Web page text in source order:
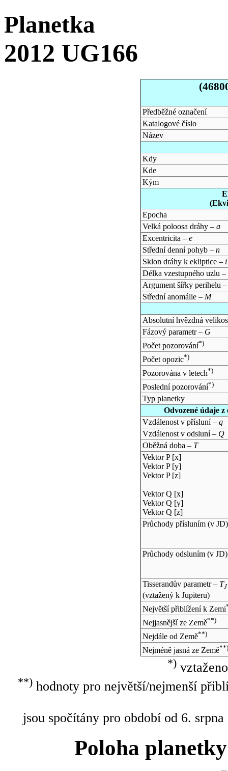
Planetka
2012 UG166
Předběžné označení
Katalogové číslo
Název
Kdy
Kde
Kým
Epocha
Velká poloosa dráhy – a
Excentricita – e
Střední denní pohyb – n
Sklon dráhy k ekliptice – i
Délka vzestupného uzlu –
Argument šířky perihelu
Střední anomálie – M
Absolutní hvězdná
Fázový parametr – G
Počet pozorování*)
Počet opozic*)
Pozorována v letech*)
Poslední pozorování*)
Typ planetky
Odvozené údaje
Vzdálenost v přísluní – q
Vzdálenost v odsluní – Q
Oběžná doba – T
Vektor P [x]
Vektor P [y]
Vektor P [z]
Vektor Q [x]
Vektor Q [y]
Vektor Q [z]
Průchody přísluním (v JD)
Průchody odsluním (v JD)
Tisserandův parametr – TJ
(vztažený k Jupiteru)
Největší přiblížení k Zemi
Nejjasnější ze Země**)
Nejdále od Země**)
Nejméně jasná ze Země**)
*)
**)hodnoty pro největší/nejmenší
jsou spočítány pro období od 6.
Poloha